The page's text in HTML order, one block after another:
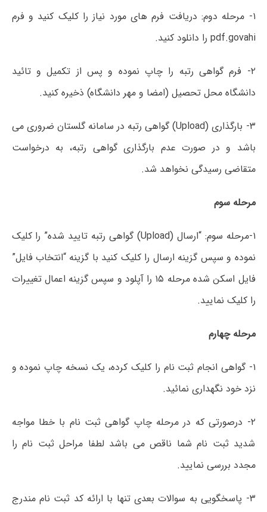
۱- مرحله دوم: دریافت فرم های مورد نیاز را کلیک کنید و فرم
pdf.govahi را دانلود کنید.
۲- فرم گواهی رتبه را چاپ نموده و پس از تکمیل و تائید
دانشگاه محل تحصیل (امضا و مهر دانشگاه) ذخیره کنید.
۳- بارگذاری (Upload) گواهی رتبه در سامانه گلستان ضروری می
باشد و در صورت عدم بارگذاری گواهی رتبه، به درخواست
متقاضی رسیدگی نخواهد شد.
مرحله سوم
۱-مرحله سوم: “ارسال (Upload) گواهی رتبه تایید شده” را کلیک
نموده و سپس گزینه ارسال را کلیک کنید با گزینه “انتخاب فایل”
فایل اسکن شده مرحله ۱۵ را آپلود و سپس گزینه اعمال تغییرات
را کلیک نمایید.
مرحله چهارم
۱- گواهی انجام ثبت نام را کلیک کرده، یک نسخه چاپ نموده و
نزد خود نگهداری نمائید.
۲- درصورتی که در مرحله چاپ گواهی ثبت نام با خطا مواجه
شدید ثبت نام شما ناقص می باشد لطفا مراحل ثبت نام را
مجدد بررسی نمایید.
۳- پاسخگویی به سوالات بعدی تنها با ارائه کد ثبت نام مندرج